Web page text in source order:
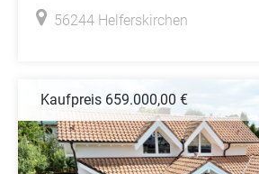
56244 Helferskirchen
Kaufpreis 659.000,00 €